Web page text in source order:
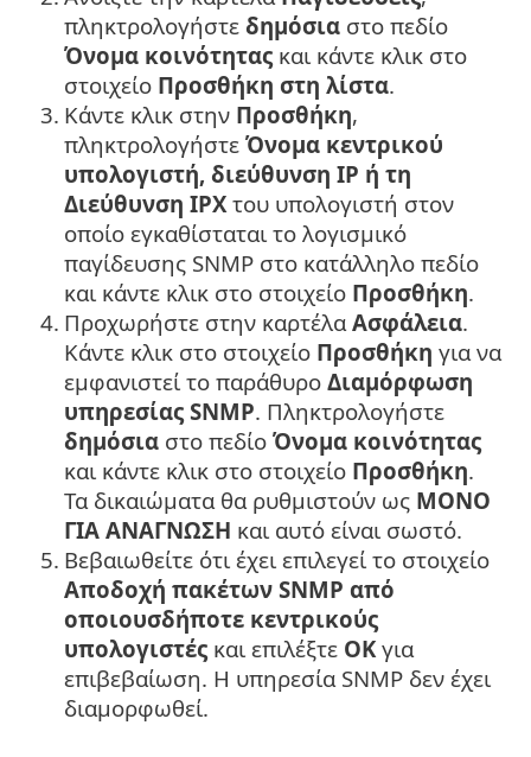
πληκτρολογήστε δημόσια στο πεδίο
Όνομα κοινότητας και κάντε κλικ στο
στοιχείο Προσθήκη στη λίστα.
3. Κάντε κλικ στην Προσθήκη,
πληκτρολογήστε Όνομα κεντρικού
υπολογιστή, διεύθυνση IP ή τη
Διεύθυνση IPXτου υπολογιστή στον
οποίο εγκαθίσταται το λογισμικό
παγίδευσης SNMP στο κατάλληλο πεδίο
και κάντε κλικ στο στοιχείο Προσθήκη.
4. Προχωρήστε στην καρτέλαΑσφάλεια.
Κάντε κλικ στο στοιχείο Προσθήκη για να
εμφανιστεί το παράθυρο Διαμόρφωση
υπηρεσίας SNMP. Πληκτρολογήστε
δημόσια στο πεδίο Όνομα κοινότητας
και κάντε κλικ στο στοιχείο Προσθήκη.
Τα δικαιώματα θα ρυθμιστούν ως ΜΟΝΟ
ΓΙΑ ΑΝΑΓΝΩΣΗ και αυτό είναι σωστό.
5. Βεβαιωθείτε ότι έχει επιλεγεί το στοιχείο
Αποδοχή πακέτων SNMP από
οποιουσδήποτε κεντρικούς
υπολογιστές και επιλέξτε OKγια
επιβεβαίωση. Η υπηρεσία SNMP δεν έχει
διαμορφωθεί.